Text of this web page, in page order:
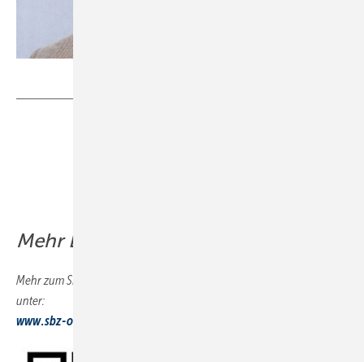
Mehr Ba d online
Mehr zum SBZ-Praxistest und zum Thema Badgestaltung online
unter:
www.sbz-online.de/tags/